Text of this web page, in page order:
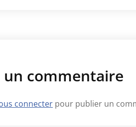
un commentaire
connecter pour publier un